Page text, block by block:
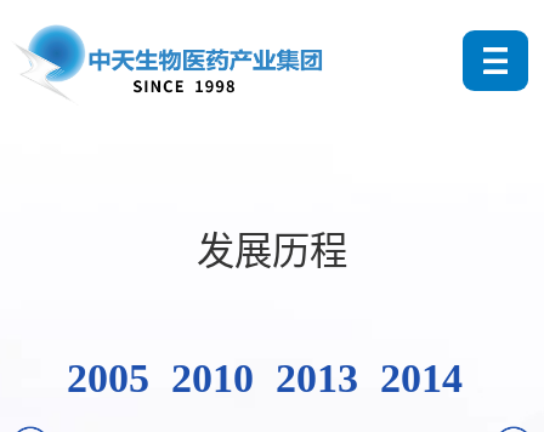
发展历程
2005 2010 2013 2014